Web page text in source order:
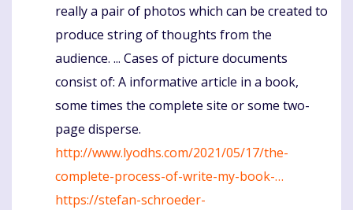
really a pair of photos which can be created to
produce string of thoughts from the
audience. ... Cases of picture documents
consist of: A informative article in a book,
some times the complete site or some two-
page disperse.
http://www.lyodhs.com/2021/05/17/the-
complete-process-of-write-my-book-…
https://stefan-schroeder-